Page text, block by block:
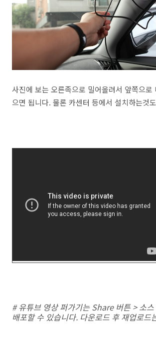
사진에 보는 오른족으로 밀어올려서 앞쪽으로
으면 됩니다. 물론 카센터 등에서 설치하는것
# 유튜브 영상 퍼가기는 Share 버튼 > 소
배포할 수 있습니다. 다운로드 후 재업로드